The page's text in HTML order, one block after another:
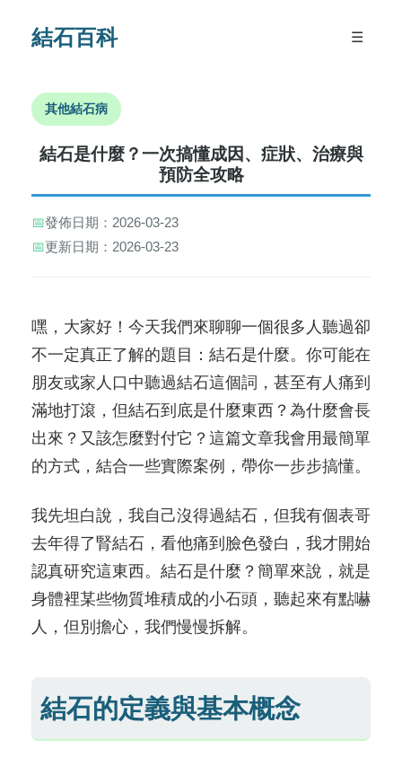
結石百科 ☰
其他結石病
結石是什麼？一次搞懂成因、症狀、治療與
預防全攻略
📅發佈日期：2026-03-23
📅更新日期：2026-03-23
嘿，大家好！今天我們來聊聊一個很多人聽過卻
不一定真正了解的題目：結石是什麼。你可能在
朋友或家人口中聽過結石這個詞，甚至有人痛到
滿地打滾，但結石到底是什麼東西？為什麼會長
出來？又該怎麼對付它？這篇文章我會用最簡單
的方式，結合一些實際案例，帶你一步步搞懂。
我先坦白說，我自己沒得過結石，但我有個表哥
去年得了腎結石，看他痛到臉色發白，我才開始
認真研究這東西。結石是什麼？簡單來說，就是
身體裡某些物質堆積成的小石頭，聽起來有點嚇
人，但別擔心，我們慢慢拆解。
結石的定義與基本概念